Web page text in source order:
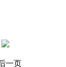
一页